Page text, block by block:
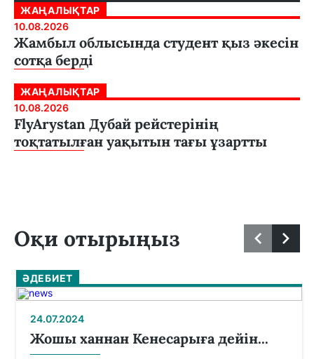
ЖАҢАЛЫҚТАР
10.08.2026
Жамбыл облысында студент қыз әкесін
сотқа берді
ЖАҢАЛЫҚТАР
10.08.2026
FlyArystan Дубай рейстерінің
тоқтатылған уақытын тағы ұзартты
Оқи отырыңыз
ӘДЕБИЕТ
24.07.2024
Жошы ханнан Кенесарыға дейін...